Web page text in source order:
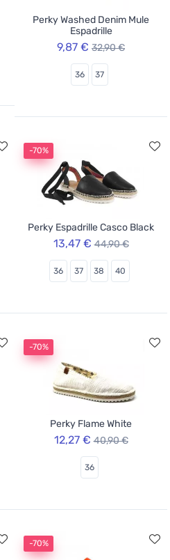
Perky Washed Denim Mule
Espadrille
9,87 € 32,90 €
36 37
-70%
Perky Espadrille Casco Black
13,47 € 44,90 €
36 37 38 40
-70%
Perky Flame White
12,27 € 40,90 €
36
-70%